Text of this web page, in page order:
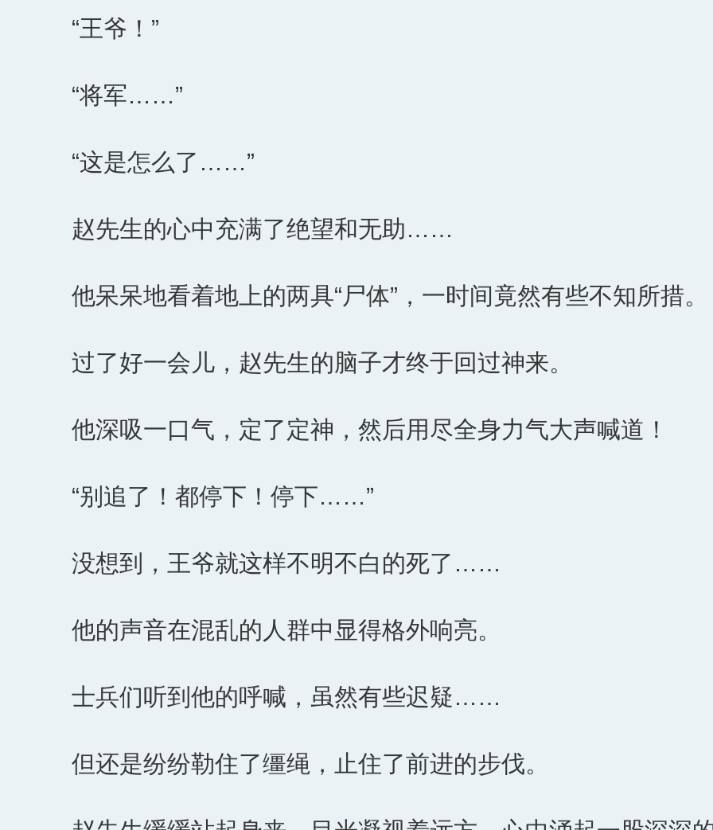
“王爷！”
“将军……”
“这是怎么了……”
赵先生的心中充满了绝望和无助……
他呆呆地看着地上的两具“尸体”，一时间竟然有些不知所措。
过了好一会儿，赵先生的脑子才终于回过神来。
他深吸一口气，定了定神，然后用尽全身力气大声喊道！
“别追了！都停下！停下……”
没想到，王爷就这样不明不白的死了……
他的声音在混乱的人群中显得格外响亮。
士兵们听到他的呼喊，虽然有些迟疑……
但还是纷纷勒住了缰绳，止住了前进的步伐。